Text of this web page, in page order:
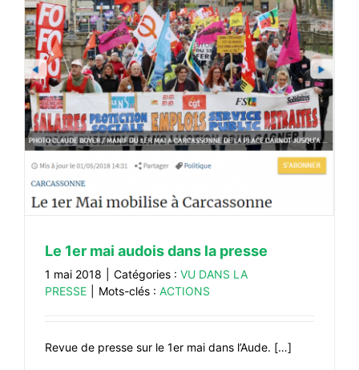
Le 1er mai audois dans la presse
1 mai 2018 Catégories : VU DANS LA
PRESSE
Mots-clés : ACTIONS
Revue de presse sur le 1er mai dans l’Aude. […]